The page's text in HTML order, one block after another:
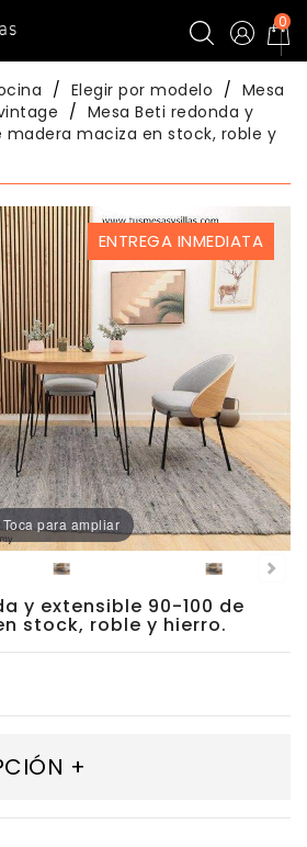
0
Elegir por modelo
Mesa
Mesa Beti redonda y
madera maciza en stock, roble y
ENTREGA INMEDIATA
Toca para ampliar
y extensible 90-100 de
stock, roble y hierro.
+